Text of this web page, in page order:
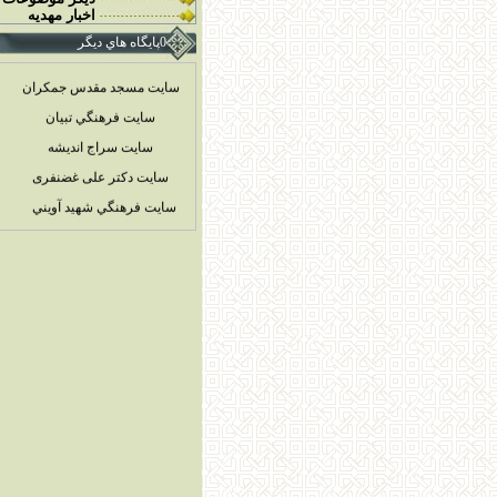
اخبار مهديه
0پايگاه هاي ديگر
سايت فرهنگي تبيان
سايت سراج انديشه
سایت دکتر علی غضنفری
سايت فرهنگي شهيد آويني